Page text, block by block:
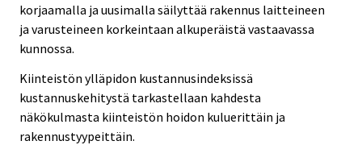
korjaamalla ja uusimalla säilyttää rakennus laitteineen
ja varusteineen korkeintaan alkuperäistä vastaavassa
kunnossa.
Kiinteistön ylläpidon kustannusindeksissä
kustannuskehitystä tarkastellaan kahdesta
näkökulmasta kiinteistön hoidon kuluerittäin ja
rakennustyypeittäin.